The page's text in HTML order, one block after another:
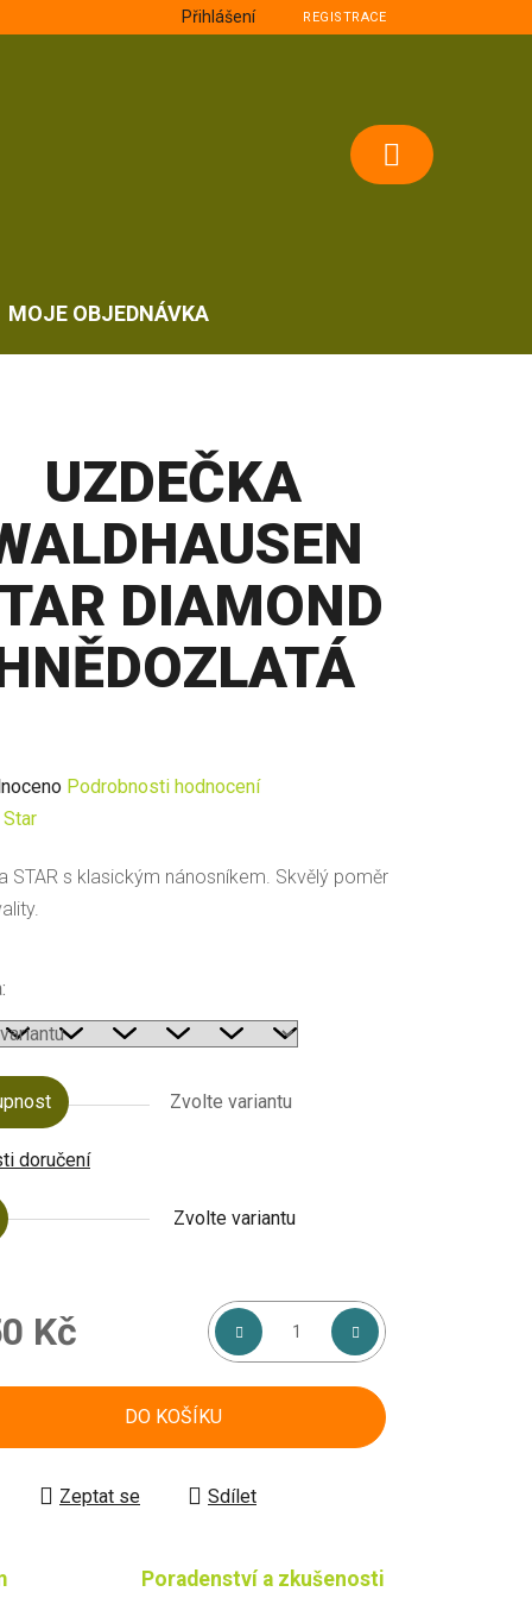
Přihlášení REGISTRACE
NÁKUPNÍ
MOJE OBJEDNÁVKA
UZDEČKA
DIAMOND
Podrobnosti hodnocení
Star
STAR s klasickým nánosníkem. Skvělý poměr
Zvolte variantu
doručení
Zvolte variantu
Kč
DO KOŠÍKU
Zeptat se Sdílet
Poradenství a zkušenosti